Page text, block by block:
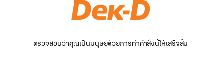
ตรวจสอบว่าคุณเป็นมนุษย์ด้วยการทำคำสั่งนี้ให้เสร็จสิ้น